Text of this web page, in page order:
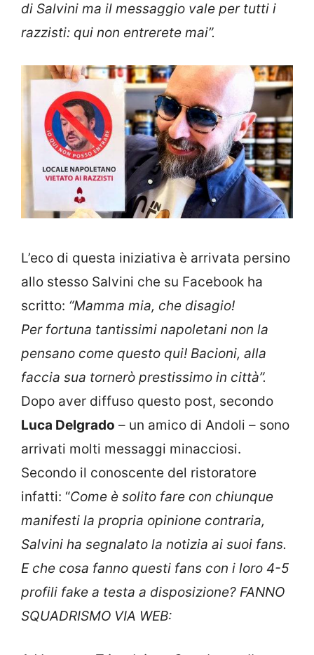
di Salvini ma il messaggio vale per tutti i
razzisti: qui non entrerete mai”.
L’eco di questa iniziativa è arrivata persino
allo stesso Salvini che su Facebook ha
scritto: “Mamma mia, che disagio!
Per fortuna tantissimi napoletani non la
pensano come questo qui! Bacioni, alla
faccia sua tornerò prestissimo in città”.
Dopo aver diffuso questo post, secondo
Luca Delgrado – un amico di Andoli – sono
arrivati molti messaggi minacciosi.
Secondo il conoscente del ristoratore
infatti: “Come è solito fare con chiunque
manifesti la propria opinione contraria,
Salvini ha segnalato la notizia ai suoi fans.
E che cosa fanno questi fans con i loro 4-5
profili fake a testa a disposizione? FANNO
SQUADRISMO VIA WEB: